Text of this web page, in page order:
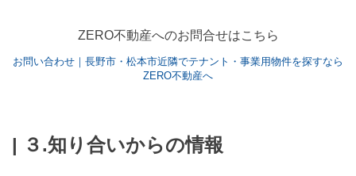
ZERO不動産へのお問合せはこちら
お問い合わせ｜長野市・松本市近隣でテナント・事業用物件を探すなら
ZERO不動産へ
| ３.知り合いからの情報